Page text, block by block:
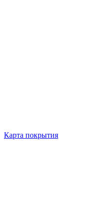
Карта покрытия